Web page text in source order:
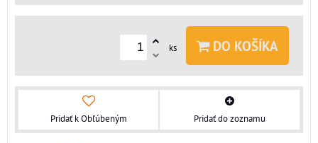
ks DO KOŠÍKA
Pridať k Obľúbeným Pridať do zoznamu